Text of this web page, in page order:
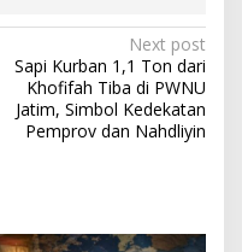
Next post
Sapi Kurban 1,1 Ton dari
Khofifah Tiba di PWNU
Jatim, Simbol Kedekatan
Pemprov dan Nahdliyin